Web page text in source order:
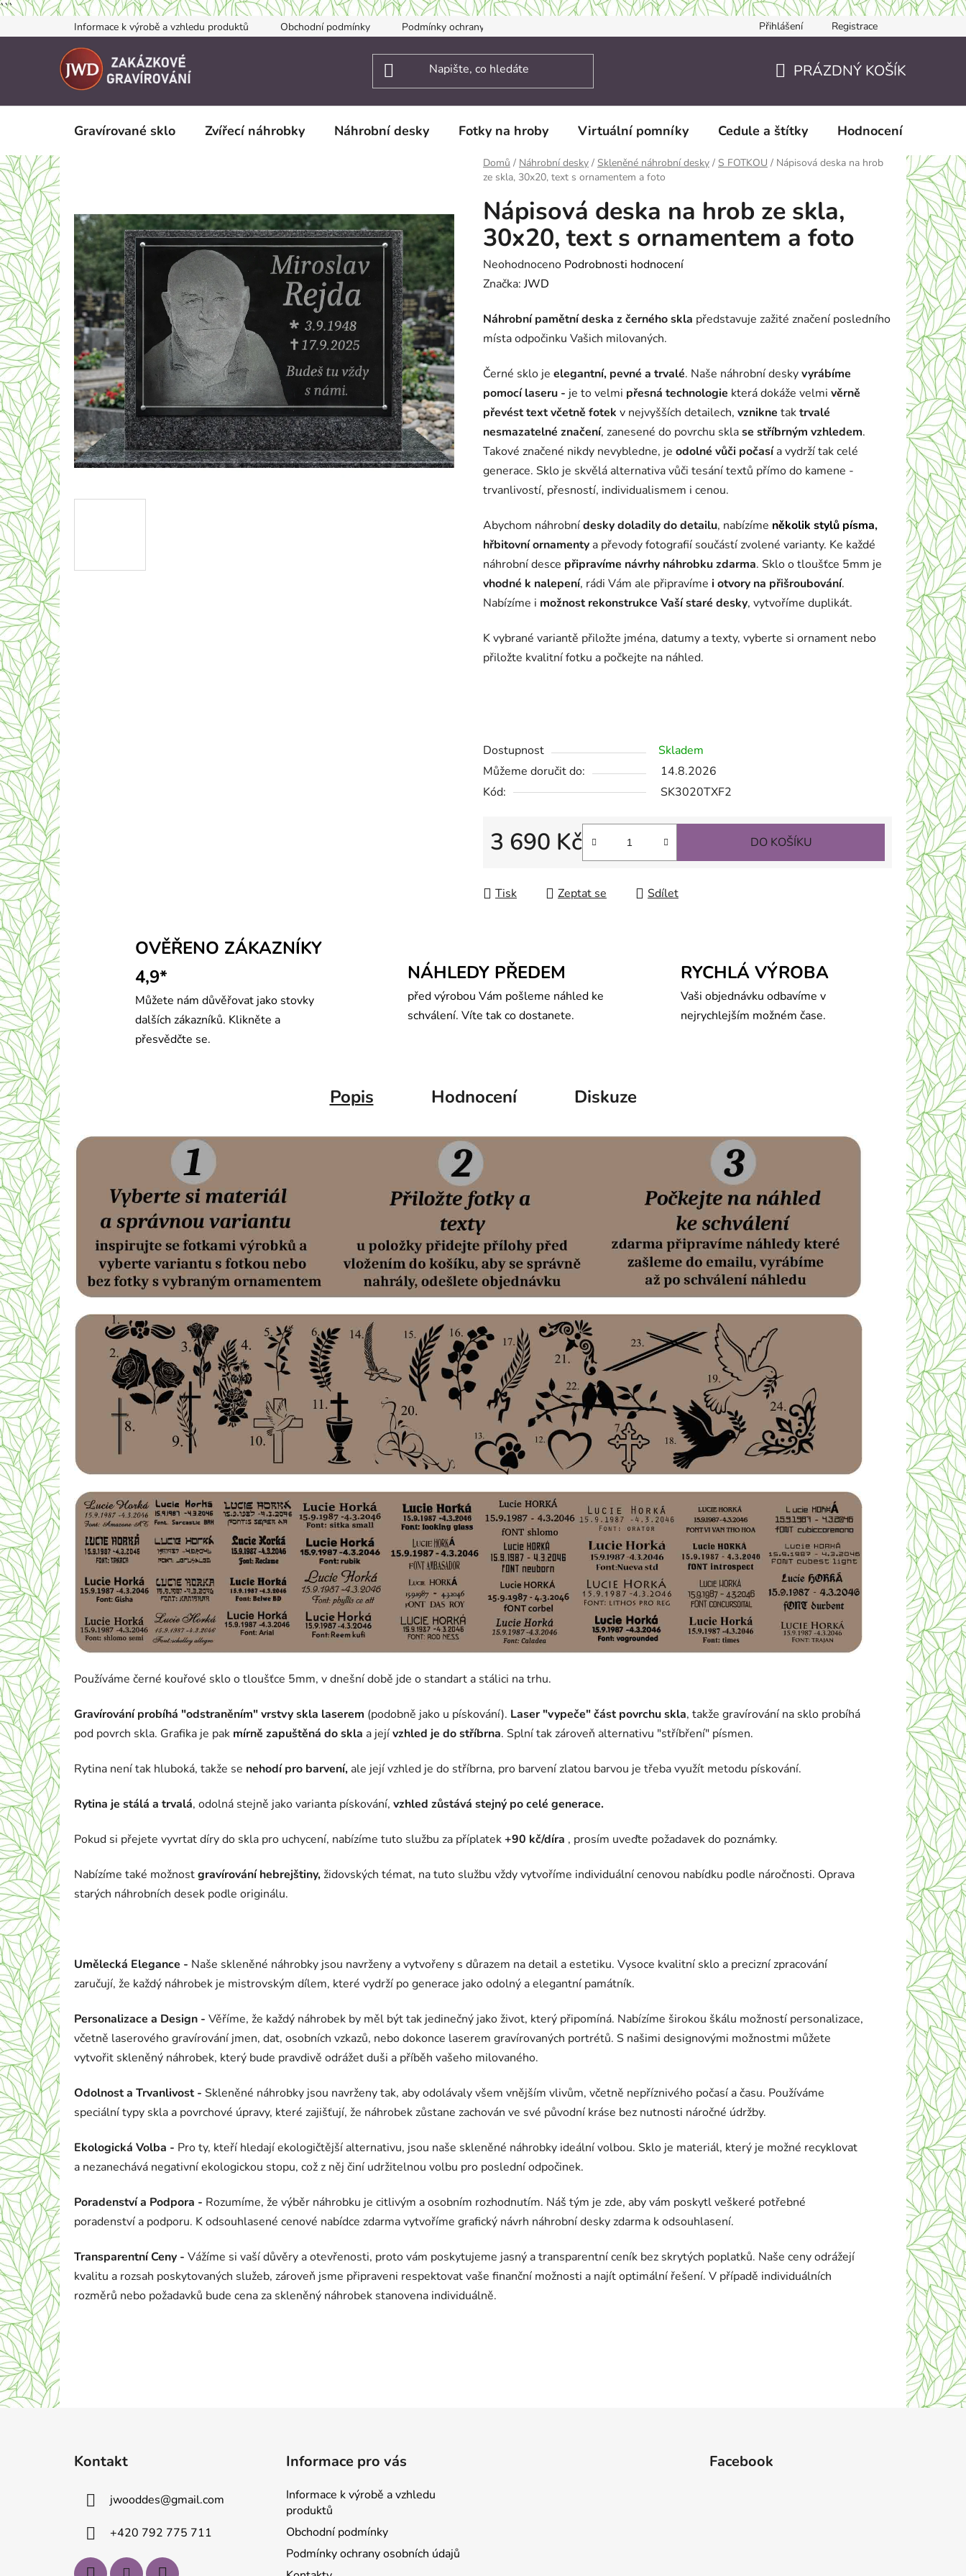
```
na
Informace k výrobě a vzhledu produktů Obchodní podmínky Podmínky ochrany osobních údajů JAK TO DĚLÁME? Doručení a zaslání
Přihlášení Registrace
KOŠÍK
PRÁZDNÝ KOŠÍK
Gravírované sklo Zvířecí náhrobky Náhrobní desky Fotky na hroby Virtuální pomníky Cedule a štítky Hodnocení obchodu
Domů / Náhrobní desky / Skleněné náhrobní desky / S FOTKOU / Nápisová deska na hrob
ze skla, 30x20, text s ornamentem a foto
Nápisová deska na hrob ze skla,
30x20, text s ornamentem a foto
Průměrné
hodnocení
je
0,0
5
hvězdiček.
Neohodnoceno Podrobnosti hodnocení
Značka:JWD
Náhrobní pamětní deska z černého skla představuje zažité značení posledního
místa odpočinku Vašich milovaných.
Černé sklo je elegantní, pevné a trvalé. Naše náhrobní deskyvyrábíme
pomocí laseru - je to velmi přesná technologie která dokáže velmi věrně
převést text včetně fotek v nejvyšších detailech, vznikne taktrvalé
nesmazatelné značení, zanesené do povrchu sklase stříbrným vzhledem.
Takové značené nikdy nevybledne, je odolné vůči počasía vydrží tak celé
generace. Sklo je skvělá alternativa vůči tesání textů přímo do kamene -
trvanlivostí, přesností, individualismem i cenou.
Abychom náhrobnídesky doladily do detailu, nabízíme několik stylů písma,
hřbitovní ornamenty a převody fotografií součástí zvolené varianty. Ke každé
náhrobní desce připravíme návrhy náhrobku zdarma. Sklo o tloušťce 5mm je
vhodné k nalepení, rádi Vám ale připravíme i otvory na přišroubování.
Nabízíme i možnost rekonstrukce Vaší staré desky, vytvoříme duplikát.
K vybrané variantě přiložte jména, datumy a texty, vyberte si ornament nebo
přiložte kvalitní fotku a počkejte na náhled.
Dostupnost
Skladem
Můžeme doručit do:
14.8.2026
Kód:
SK3020TXF2
3 690 Kč DO KOŠÍKU
Tisk Zeptat se Sdílet
OVĚŘENO ZÁKAZNÍKY
4,9*
Můžete nám důvěřovat jako stovky
dalších zákazníků. Klikněte a
přesvědčte se.
NÁHLEDY PŘEDEM
před výrobou Vám pošleme náhled ke
schválení. Víte tak co dostanete.
RYCHLÁ VÝROBA
Vaši objednávku odbavíme v
nejrychlejším možném čase.
Popis Hodnocení Diskuze
Používáme černé kouřové sklo o tloušťce 5mm, v dnešní době jde o standart a stálici na trhu.
Gravírování probíhá "odstraněním" vrstvy skla laserem (podobně jako u pískování). Laser "vypeče" část povrchu skla, takže gravírování na sklo probíhá
pod povrch skla. Grafika je pak mírně zapuštěná do skla a jejívzhled je do stříbrna. Splní tak zároveň alternativu "stříbření" písmen.
Rytina není tak hluboká, takže se nehodí pro barvení, ale její vzhled je do stříbrna, pro barvení zlatou barvou je třeba využít metodu pískování.
Rytina je stálá a trvalá, odolná stejně jako varianta pískování, vzhled zůstává stejný po celé generace.
Pokud si přejete vyvrtat díry do skla pro uchycení, nabízíme tuto službu za příplatek+90 kč/díra , prosím uveďte požadavek do poznámky.
Nabízíme také možnostgravírování hebrejštiny,židovských témat, na tuto službu vždy vytvoříme individuální cenovou nabídku podle náročnosti. Oprava
starých náhrobních desek podle originálu.
Umělecká Elegance - Naše skleněné náhrobky jsou navrženy a vytvořeny s důrazem na detail a estetiku. Vysoce kvalitní sklo a precizní zpracování
zaručují, že každý náhrobek je mistrovským dílem, které vydrží po generace jako odolný a elegantní památník.
Personalizace a Design - Věříme, že každý náhrobek by měl být tak jedinečný jako život, který připomíná. Nabízíme širokou škálu možností personalizace,
včetně laserového gravírování jmen, dat, osobních vzkazů, nebo dokonce laserem gravírovaných portrétů. S našimi designovými možnostmi můžete
vytvořit skleněný náhrobek, který bude pravdivě odrážet duši a příběh vašeho milovaného.
Odolnost a Trvanlivost - Skleněné náhrobky jsou navrženy tak, aby odolávaly všem vnějším vlivům, včetně nepříznivého počasí a času. Používáme
speciální typy skla a povrchové úpravy, které zajišťují, že náhrobek zůstane zachován ve své původní kráse bez nutnosti náročné údržby.
Ekologická Volba - Pro ty, kteří hledají ekologičtější alternativu, jsou naše skleněné náhrobky ideální volbou. Sklo je materiál, který je možné recyklovat
a nezanechává negativní ekologickou stopu, což z něj činí udržitelnou volbu pro poslední odpočinek.
Poradenství a Podpora - Rozumíme, že výběr náhrobku je citlivým a osobním rozhodnutím. Náš tým je zde, aby vám poskytl veškeré potřebné
poradenství a podporu. K odsouhlasené cenové nabídce zdarma vytvoříme grafický návrh náhrobní desky zdarma k odsouhlasení.
Transparentní Ceny - Vážíme si vaší důvěry a otevřenosti, proto vám poskytujeme jasný a transparentní ceník bez skrytých poplatků. Naše ceny odrážejí
kvalitu a rozsah poskytovaných služeb, zároveň jsme připraveni respektovat vaše finanční možnosti a najít optimální řešení. V případě individuálních
rozměrů nebo požadavků bude cena za skleněný náhrobek stanovena individuálně.
Kontakt
jwooddes@gmail.com
+420 792 775 711
Informace pro vás
Informace k výrobě a vzhledu
produktů
Obchodní podmínky
Podmínky ochrany osobních údajů
Facebook